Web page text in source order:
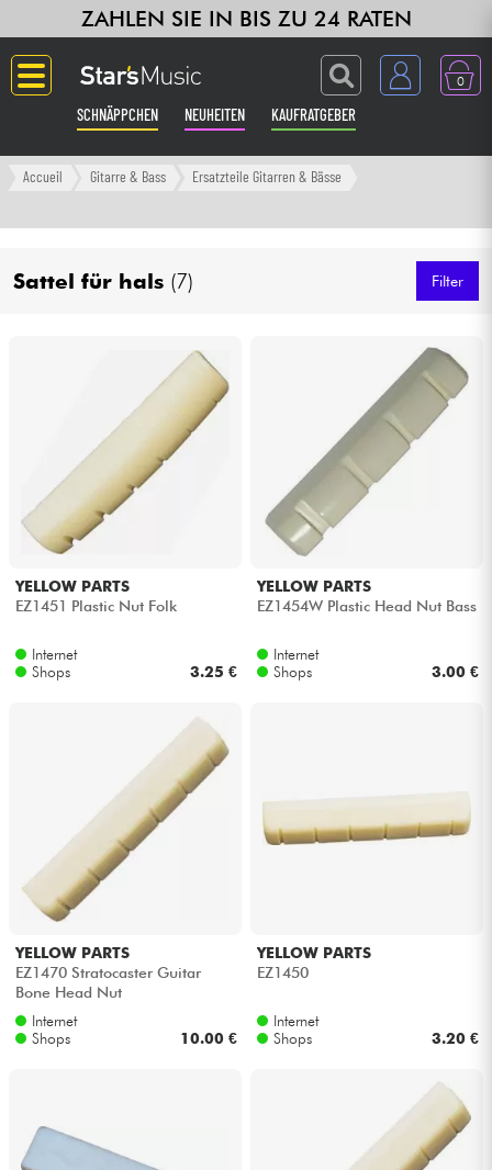
ZAHLEN SIE IN BIS ZU 24 RATEN
0
SCHNÄPPCHEN NEUHEITEN KAUFRATGEBER
Langue
Verstärker & Effekte
Synths & samplers
Studio
Kopfhörer
Drums
Blasinstrumente
Kinder
Kabel & Zubehöre
Bundle
Accueil Gitarre & Bass Ersatzteile Gitarren & Bässe
Sattel für hals (7) Filter
YELLOW PARTS
EZ1451 Plastic Nut Folk
Internet
Shops
3.25 €
YELLOW PARTS
EZ1454W Plastic Head Nut Bass
Internet
Shops
3.00 €
YELLOW PARTS
EZ1470 Stratocaster Guitar
Bone Head Nut
Internet
Shops
10.00 €
YELLOW PARTS
EZ1450
Internet
Shops
3.20 €